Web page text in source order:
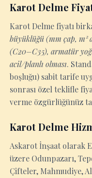
Karot Delme
Karot Delme fiyatı
büyüklüğü (mm çap, m²
(C20–C35), armatür
acil/planlı olması.
boşluğu) sabit tarife
sonrası özel teklifle
verme özgürlüğünüz
Karot Delme
Askarot İnşaat olarak
üzere Odunpazarı,
Çifteler, Mahmudiye,